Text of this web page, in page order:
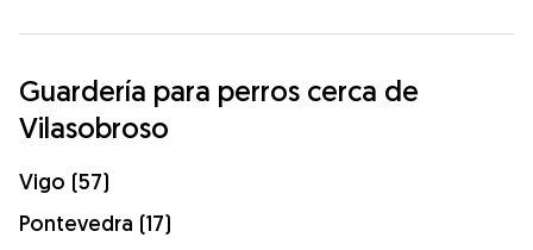
Guardería para perros cerca de
Vilasobroso
Vigo (57)
Pontevedra (17)